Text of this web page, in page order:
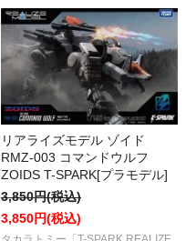
リアライズモデル ゾイド
RMZ-003 コマンドウルフ
ZOIDS T-SPARK[プラモデル]
3,850円(税込)
3,850円(税込)